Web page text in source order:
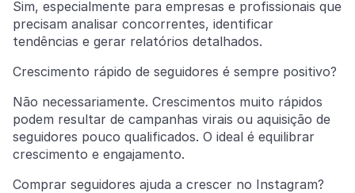
Sim, especialmente para empresas e profissionais que
precisam analisar concorrentes, identificar
tendências e gerar relatórios detalhados.
Crescimento rápido de seguidores é sempre positivo?
Não necessariamente. Crescimentos muito rápidos
podem resultar de campanhas virais ou aquisição de
seguidores pouco qualificados. O ideal é equilibrar
crescimento e engajamento.
Comprar seguidores ajuda a crescer no Instagram?